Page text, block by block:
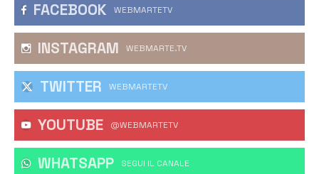
FACEBOOK WEBMARTETV
INSTAGRAM WEBMARTE.TV
TWITTER WEBMARTETV
YOUTUBE @WEBMARTETV
WHATSAPP ‎SEGUI IL CANALE